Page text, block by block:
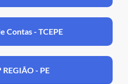
Contas - TCEPE
REGIÃO - PE